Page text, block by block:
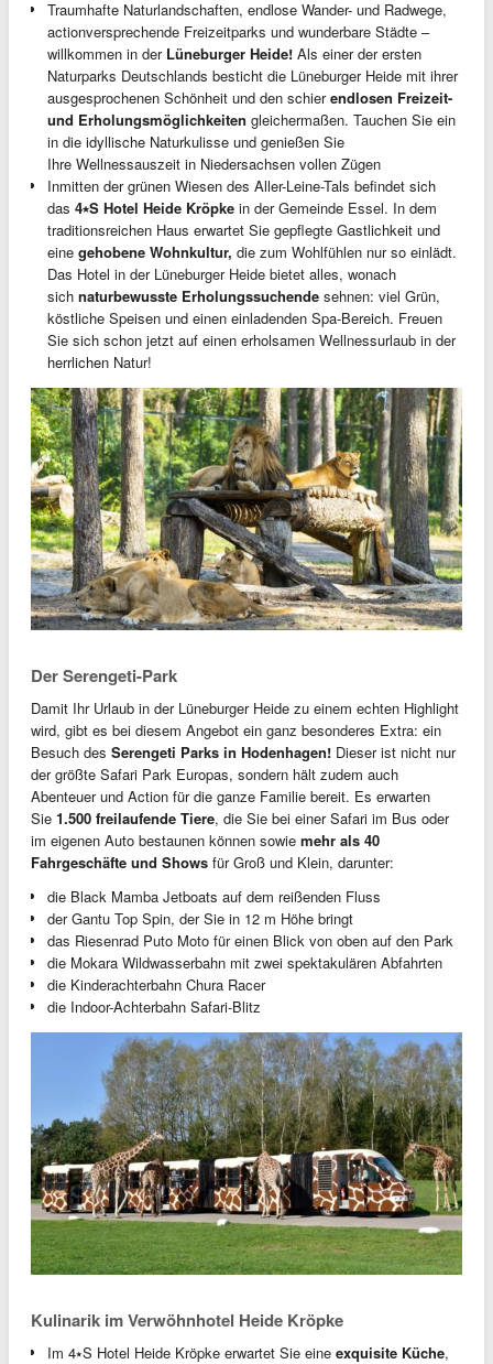
Traumhafte Naturlandschaften, endlose Wander- und Radwege,
actionversprechende Freizeitparks und wunderbare Städte –
willkommen in der Lüneburger Heide! Als einer der ersten
Naturparks Deutschlands besticht die Lüneburger Heide mit ihrer
ausgesprochenen Schönheit und den schierendlosen Freizeit-
und Erholungsmöglichkeiten gleichermaßen. Tauchen Sie ein
in die idyllische Naturkulisse und genießen Sie
Ihre Wellnessauszeit in Niedersachsen vollen Zügen
Inmitten der grünen Wiesen des Aller-Leine-Tals befindet sich
das 4⭑S Hotel Heide Kröpke in der Gemeinde Essel. In dem
traditionsreichen Haus erwartet Sie gepflegte Gastlichkeit und
eine gehobene Wohnkultur, die zum Wohlfühlen nur so einlädt.
Das Hotel in der Lüneburger Heide bietet alles, wonach
sich naturbewusste Erholungssuchende sehnen: viel Grün,
köstliche Speisen und einen einladenden Spa-Bereich. Freuen
Sie sich schon jetzt auf einen erholsamen Wellnessurlaub in der
herrlichen Natur!
Der Serengeti-Park
Damit Ihr Urlaub in der Lüneburger Heide zu einem echten Highlight
wird, gibt es bei diesem Angebot ein ganz besonderes Extra: ein
Besuch des Serengeti Parks in Hodenhagen! Dieser ist nicht nur
der größte Safari Park Europas, sondern hält zudem auch
Abenteuer und Action für die ganze Familie bereit. Es erwarten
Sie 1.500 freilaufende Tiere, die Sie bei einer Safari im Bus oder
im eigenen Auto bestaunen können sowie mehr als 40
Fahrgeschäfte und Shows für Groß und Klein, darunter:
die Black Mamba Jetboats auf dem reißenden Fluss
der Gantu Top Spin, der Sie in 12 m Höhe bringt
das Riesenrad Puto Moto für einen Blick von oben auf den Park
die Mokara Wildwasserbahn mit zwei spektakulären Abfahrten
die Kinderachterbahn Chura Racer
die Indoor-Achterbahn Safari-Blitz
Kulinarik im Verwöhnhotel Heide Kröpke
Im 4⭑S Hotel Heide Kröpke erwartet Sie eine exquisite Küche,